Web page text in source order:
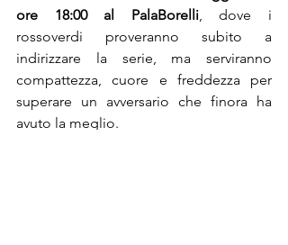
ore 18:00 al PalaBorelli, dove i
rossoverdi proveranno subito a
indirizzare la serie, ma serviranno
compattezza, cuore e freddezza per
superare un avversario che finora ha
avuto la meglio.